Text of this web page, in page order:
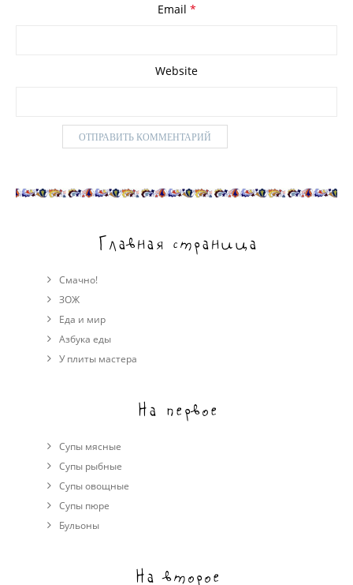
Email *
Website
Главная страница
Смачно!
ЗОЖ
Еда и мир
Азбука еды
У плиты мастера
На первое
Супы мясные
Супы рыбные
Супы овощные
Cупы пюре
Бульоны
На второе